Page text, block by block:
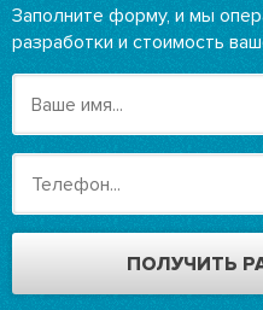
Заполните форму, и мы
разработки и стоимость